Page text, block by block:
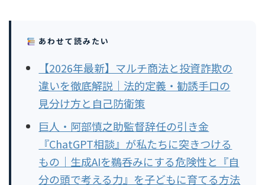
あわせて読みたい
【2026年最新】マルチ商法と投資詐欺の
違いを徹底解説｜法的定義・勧誘手口の
見分け方と自己防衛策
巨人・阿部慎之助監督辞任の引き金
『ChatGPT相談』が私たちに突きつける
もの｜生成AIを鵜呑みにする危険性と『自
分の頭で考える力』を子どもに育てる方法